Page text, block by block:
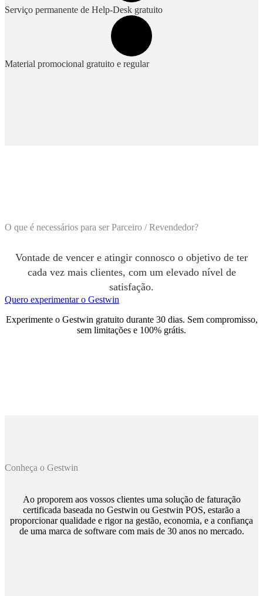
Serviço permanente de Help-Desk gratuito
Material promocional gratuito e regular
O que é necessários para ser Parceiro / Revendedor?
Vontade de vencer e atingir connosco o objetivo de ter
cada vez mais clientes, com um elevado nível de
satisfação.
Quero experimentar o Gestwin
Experimente o Gestwin gratuito durante 30 dias. Sem compromisso,
sem limitações e 100% grátis.
Conheça o Gestwin
Ao proporem aos vossos clientes uma solução de faturação
certificada baseada no Gestwin ou Gestwin POS, estarão a
proporcionar qualidade e rigor na gestão, economia, e a confiança
de uma marca de software com mais de 30 anos no mercado.